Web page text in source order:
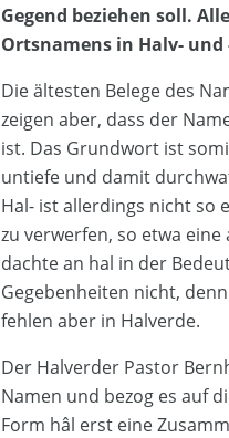
Gegend beziehen soll.
Ortsnamens in Halv- und
Die ältesten Belege des
zeigen aber, dass der
ist. Das Grundwort ist
untiefe und damit
Hal- ist allerdings nicht so
zu verwerfen, so etwa
dachte an hal in der
Gegebenheiten nicht,
fehlen aber in Halverde.
Der Halverder Pastor
Namen und bezog es auf
Form hâl erst eine